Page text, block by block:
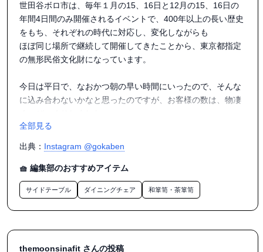
世田谷ボロ市は、毎年１月の15、16日と12月の15、16日の
年間4日間のみ開催されるイベントで、400年以上の長い歴史
をもち、それぞれの時代に対応し、変化しながらも
ほぼ同じ場所で継続して開催してきたことから、東京都指定
の無形民俗文化財になっています。
今日は平日で、なおかつ朝の早い時間にいったので、そんな
に込み合わないかなと思ったのですが、お客様の数は、物凄
このボロ市の出店数は600店くらいと言われているのです
が、食べ物を扱う露店の出店が最近は増えているみたいで、
自分の体感だと純粋な古物のみの骨董屋さんの出店は、100
店あるかどうかという気がしました。
全部見る
出典： Instagram @gokaben
🧺 編集部のおすすめアイテム
サイドテーブル ダイニングチェア 和箪笥・茶箪笥
themoonsinafit さんの投稿